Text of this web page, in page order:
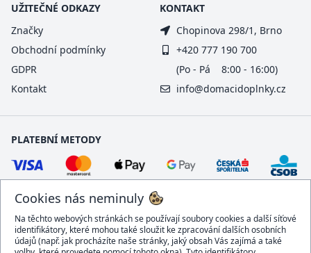
Cookies nás neminuly
Na těchto webových stránkách se používají soubory cookies a další síťové
identifikátory, které mohou také sloužit ke zpracování dalších osobních
údajů (např. jak procházíte naše stránky, jaký obsah Vás zajímá a také
UŽITEČNÉ ODKAZY
Značky
Obchodní podmínky
GDPR
Kontakt
KONTAKT
Chopinova 298/1, Brno
+420 777 190 700
(Po - Pá 8:00 - 16:00)
info@domacidoplnky.cz
PLATEBNÍ METODY